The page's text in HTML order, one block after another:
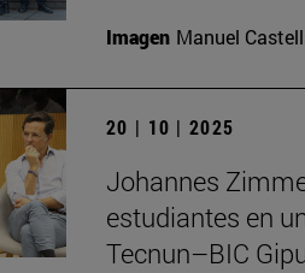
Imagen Manuel
20 | 10 | 2025
Johannes
estudiantes en
Tecnun–BIC